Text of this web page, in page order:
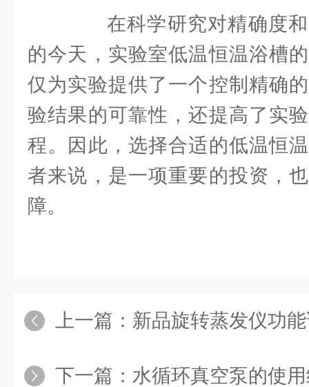
在科学研究对精确度和
的今天，实验室低温恒温浴槽
仅为实验提供了一个控制精确
验结果的可靠性，还提高了实
程。因此，选择合适的低温恒
者来说，是一项重要的投资，
障。
上一篇： 新品旋转蒸发仪功
下一篇： 水循环真空泵的使